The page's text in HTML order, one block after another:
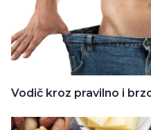
Vodič kroz pravilno i